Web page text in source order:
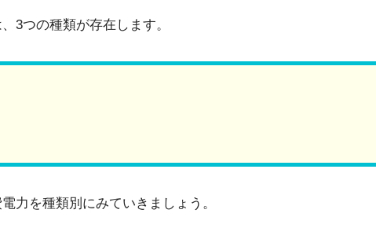
3つの種類が存在します。
力を種類別にみていきましょう。